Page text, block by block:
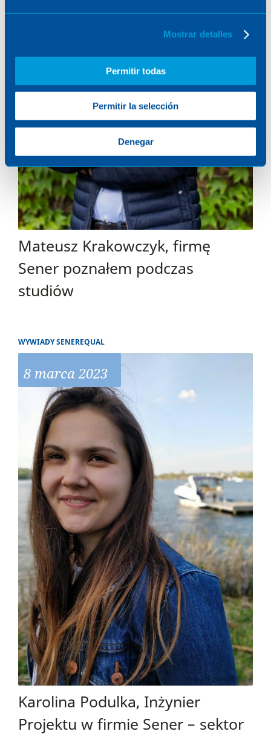
Mostrar detalles
Permitir todas
Permitir la selección
Denegar
Mateusz Krakowczyk, firmę
Sener poznałem podczas
studiów
WYWIADY SENEREQUAL
8 marca 2023
Karolina Podulka, Inżynier
Projektu w firmie Sener – sektor